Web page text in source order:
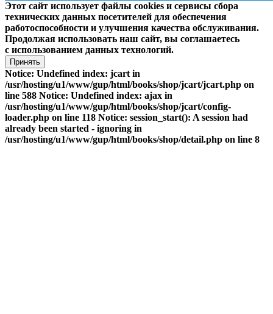
Этот сайт использует файлы cookies и сервисы сбора
технических данных посетителей для обеспечения
работоспособности и улучшения качества обслуживания.
Продолжая использовать наш сайт, вы соглашаетесь
с использованием данных технологий.
Принять
Notice: Undefined index: jcart in
/usr/hosting/u1/www/gup/html/books/shop/jcart/jcart.php on
line 588 Notice: Undefined index: ajax in
/usr/hosting/u1/www/gup/html/books/shop/jcart/config-
loader.php on line 118 Notice: session_start(): A session had
already been started - ignoring in
/usr/hosting/u1/www/gup/html/books/shop/detail.php on line 8